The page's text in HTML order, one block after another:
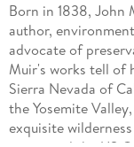
Born in 1838, John
author,
advocate of
Muir's works tell of
Sierra Nevada of
the Yosemite
exquisite